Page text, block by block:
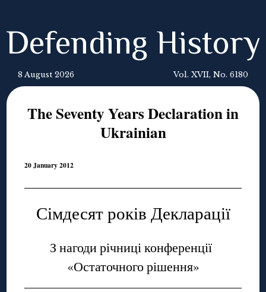
Defending History
8 August 2026 Vol. XVII, No. 6180
The Seventy Years Declaration in
Ukrainian
20 January 2012
Сімдесят років Декларації
З нагоди річниці конференції
«Остаточного рішення»